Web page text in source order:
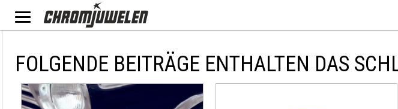
FOLGENDE BEITRÄGE ENTHALTEN DAS